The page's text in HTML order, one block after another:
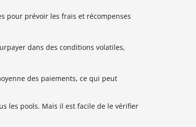
pour prévoir les frais et récompenses
dans des conditions volatiles,
des paiements, ce qui peut
les pools. Mais il est facile de le vérifier